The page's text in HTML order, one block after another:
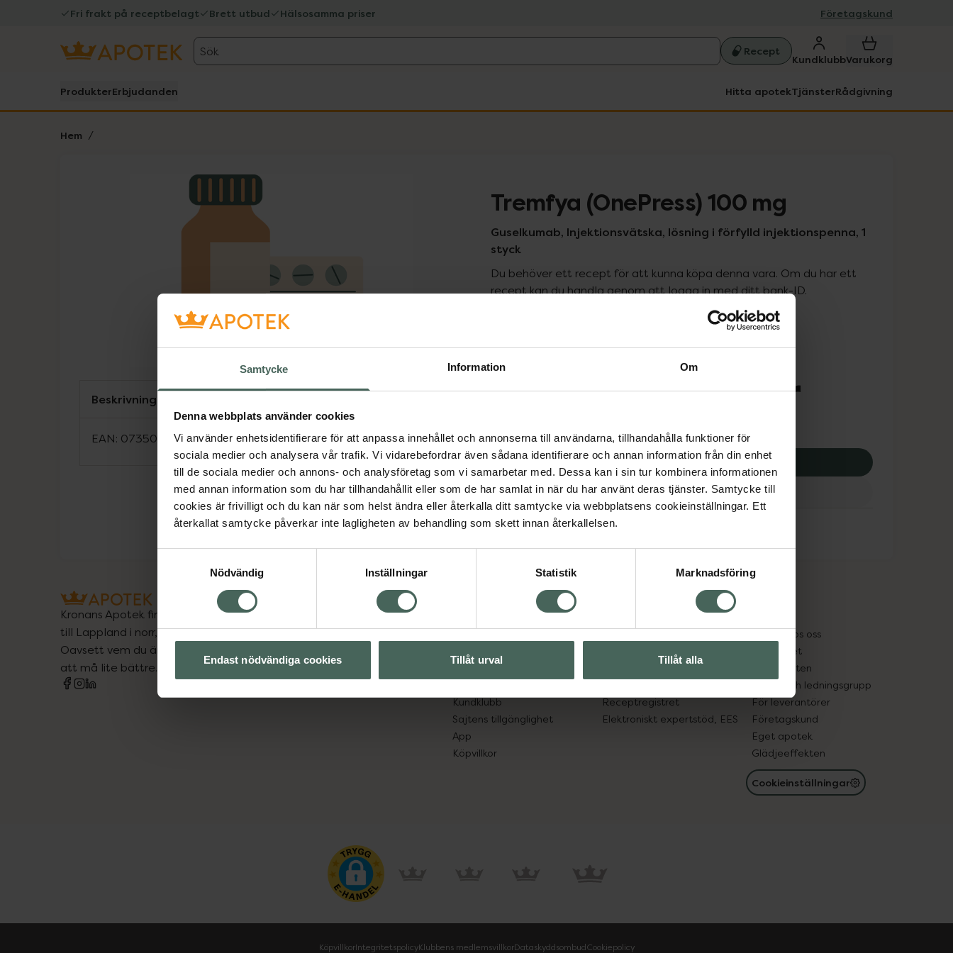
Samtycke Information Om
Denna webbplats använder cookies
Vi använder enhetsidentifierare för att anpassa innehållet och annonserna till användarna, tillhandahålla funktioner för
sociala medier och analysera vår trafik. Vi vidarebefordrar även sådana identifierare och annan information från din enhet
till de sociala medier och annons- och analysföretag som vi samarbetar med. Dessa kan i sin tur kombinera informationen
med annan information som du har tillhandahållit eller som de har samlat in när du har använt deras tjänster. Samtycke till
cookies är frivilligt och du kan när som helst ändra eller återkalla ditt samtycke via webbplatsens cookieinställningar. Ett
återkallat samtycke påverkar inte lagligheten av behandling som skett innan återkallelsen.
Nödvändig
Inställningar Statistik Marknadsföring
Endast nödvändiga cookies Tillåt urval Tillåt alla
Fri frakt på receptbelagt Brett utbud Hälsosamma priser Företagskund
Sök Recept
KundklubbVarukorg
ProdukterErbjudanden Hitta apotekTjänsterRådgivning
Hem
Lista: . Innehåller 1 objekt. Tremfya (OnePress) 100 mg
Guselkumab, Injektionsvätska, lösning i förfylld injektionspenna, 1
styck
Du behöver ett recept för att kunna köpa denna vara. Om du har ett
recept kan du handla genom att logga in med ditt bank-ID.
20752,23 kr
Köp via ditt recept
Aktuella erbjudanden
Beskrivning
EAN: 07350124338699
Kronans Apotek finns här för dig. Du hittar oss från Skåne i syd
till Lappland i norr, och online i mobilen och på datorn.
Oavsett vem du är så är det vårt uppdrag att hjälpa just dig
att må lite bättre. Välkommen att prata med oss.
Handla tryggt
Kundklubb
Sajtens tillgänglighet
App
Köpvillkor
Om recept och läkemedel
Lämna in gammal medicin
Receptregistret
Elektroniskt expertstöd, EES
Jobba hos oss
Hållbarhet
Samarbeten
Ägare och ledningsgrupp
För leverantörer
Företagskund
Eget apotek
Glädjeeffekten
Cookieinställningar
KöpvillkorIntegritetspolicyKlubbens medlemsvillkorDataskyddsombudCookiepolicy